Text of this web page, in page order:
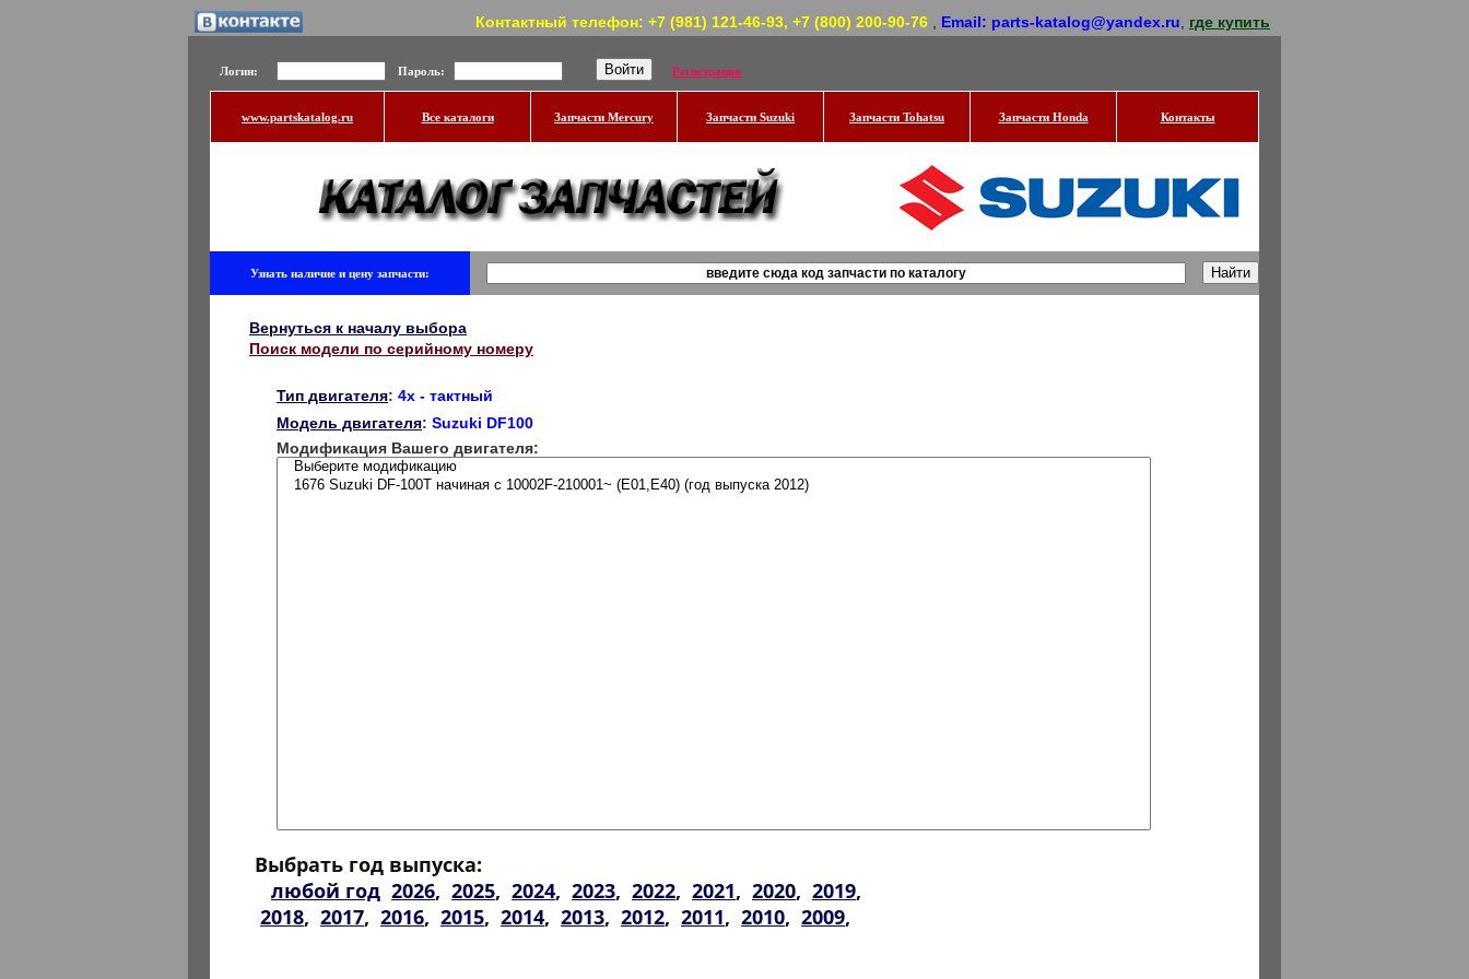
Контактный телефон: +7 (981) 121-46-93, +7 (800) 200-90-76 Email: parts-katalog@yandex.ru где купить
Логин: Пароль: Регистрация
www.partskatalog.ru Все каталоги Запчасти Mercury Запчасти Suzuki Запчасти Tohatsu Запчасти Honda Контакты
Узнать наличие и цену запчасти:
Вернуться к началу выбора
Поиск модели по серийному номеру
Тип двигателя: 4x - тактный
Модель двигателя: Suzuki DF100
Модификация Вашего двигателя:
Выбрать год выпуска:
любой год 2026, 2025, 2024, 2023, 2022, 2021, 2020, 2019,
2018, 2017, 2016, 2015, 2014, 2013, 2012, 2011, 2010, 2009,